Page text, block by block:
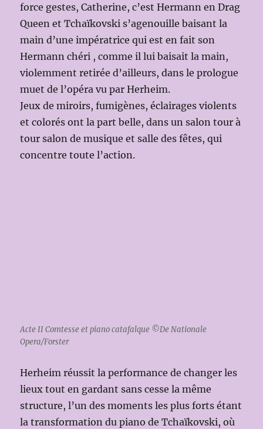
force gestes, Catherine, c’est Hermann en Drag
Queen et Tchaïkovski s’agenouille baisant la
main d’une impératrice qui est en fait son
Hermann chéri , comme il lui baisait la main,
violemment retirée d’ailleurs, dans le prologue
muet de l’opéra vu par Herheim.
Jeux de miroirs, fumigènes, éclairages violents
et colorés ont la part belle, dans un salon tour à
tour salon de musique et salle des fêtes, qui
concentre toute l’action.
Acte II Comtesse et piano catafalque ©De Nationale
Opera/Forster
Herheim réussit la performance de changer les
lieux tout en gardant sans cesse la même
structure, l’un des moments les plus forts étant
la transformation du piano de Tchaïkovski, où